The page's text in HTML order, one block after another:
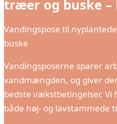
træer og buske –
Vandingspose til
buske
Vandingsposerne sparer
vandmængden, og giver
bedste vækstbetingelser. Vi
både høj- og lavstammede